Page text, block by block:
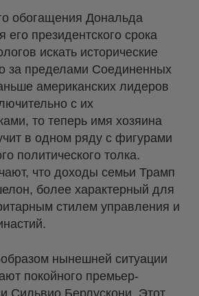
обогащения Дональда
президентского срока
искать исторические
за пределами Соединенных
американских лидеров
с их
то теперь имя хозяина
в одном ряду с фигурами
политического толка.
что доходы семьи Трамп
более характерный для
стилем управления и
нынешней ситуации
покойного премьер-